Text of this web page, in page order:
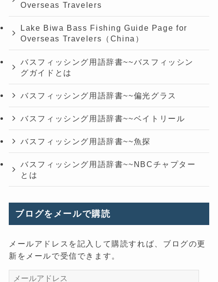
Overseas Travelers
Lake Biwa Bass Fishing Guide Page for
Overseas Travelers（China）
バスフィッシング用語辞書~~バスフィッシン
グガイドとは
バスフィッシング用語辞書~~偏光グラス
バスフィッシング用語辞書~~ベイトリール
バスフィッシング用語辞書~~魚探
バスフィッシング用語辞書~~NBCチャプター
とは
ブログをメールで購読
メールアドレスを記入して購読すれば、ブログの更
新をメールで受信できます。
メ